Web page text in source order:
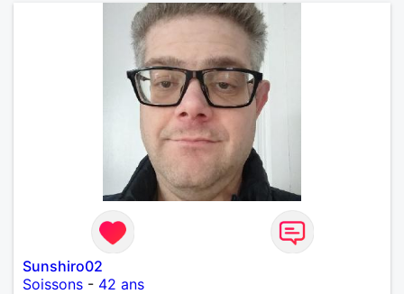
Sunshiro02
Soissons - 42 ans